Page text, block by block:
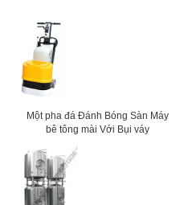
Một pha đá Đánh Bóng Sàn Máy
bê tông mài Với Bụi váy